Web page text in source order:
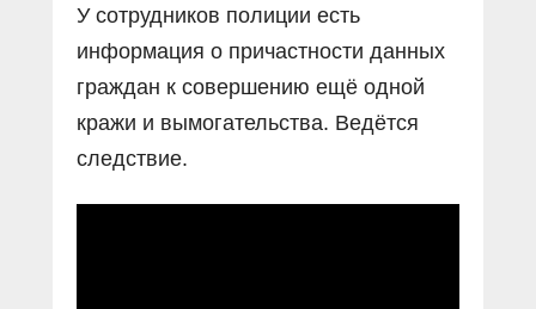
У сотрудников полиции есть
информация о причастности данных
граждан к совершению ещё одной
кражи и вымогательства. Ведётся
следствие.